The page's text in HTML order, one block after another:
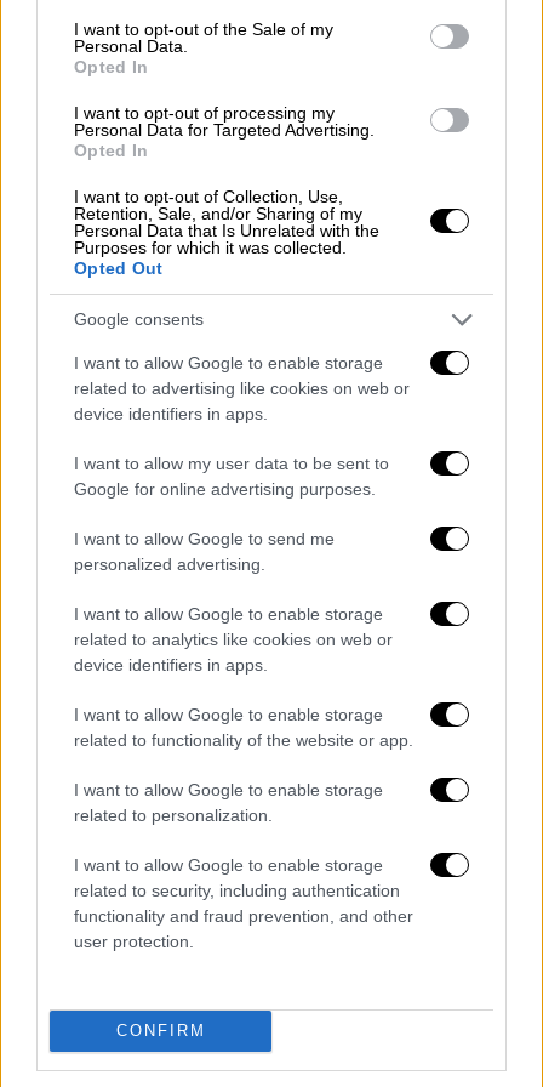
consent section.
I want to opt-out of the Sale of my
Personal Data.
Opted In
I want to opt-out of processing my
Personal Data for Targeted Advertising.
Opted In
I want to opt-out of Collection, Use,
Retention, Sale, and/or Sharing of my
Personal Data that Is Unrelated with the
Purposes for which it was collected.
Opted Out
Google consents
I want to allow Google to enable storage
related to advertising like cookies on web or
device identifiers in apps.
I want to allow my user data to be sent to
Google for online advertising purposes.
I want to allow Google to send me
personalized advertising.
I want to allow Google to enable storage
related to analytics like cookies on web or
device identifiers in apps.
I want to allow Google to enable storage
related to functionality of the website or app.
I want to allow Google to enable storage
related to personalization.
I want to allow Google to enable storage
related to security, including authentication
functionality and fraud prevention, and other
user protection.
CONFIRM
εκτός πίστας, με βλάστηση και ψηλά δέντρα.
Το θετικό είναι ότι το βουνό είναι ομαλό,
έναν μήνα, είναι περίπου στους 50 πόντους,
αλλά είναι βαρύ χιόνι που έχει "καθίσει".
Ευελπιστώ ότι με το φως της ημέρας θα
διευκολύνει τις ενέργειες των διασωστών»,
επισήμανε στο Mega.
«Το βουνό έχει μπρος και πίσω μέρος. Στο
πίσω μέρος που είναι η περιοχή
Σούρμπασι
εκεί χωρίστηκαν στις 2 με 2.15 και
ακολούθησαν διαφορετικές πίστες. Από
τότε χάθηκεη επαφή με το παιδί
δύσκολες πίστες τοΣέλι, είναι ομαλό βουνό,
είναι οικογενειακό βουνό. Ξέρουμε το βουνό
και μας προκαλεί εντύπωση αυτό», πρόσθεσε
στη συνέχεια.
Θερμική κάμερα, drone και «Τάλω»
Οι διασώστες έχουν επικεντρωθεί στις
εθεάθη ο σκιέρ και αξίζει να σημειωθεί ότι
στο Σέλι βρίσκονται δώδεκα πυροσβέστες,
πέντε οχήματα, αλλά και στελέχη τηςΕΜΑΚ
Θεσσαλονίκης. Για τον εντοπισμό του
θερμική κάμερα
drone , αλλά και οΤάλως, που είναι ο σκύλος
της ΕΜΑΚ, ο οποίος είχε βρεθεί στα
συντρίμμια της Τουρκίας μετά τον ισχυρό